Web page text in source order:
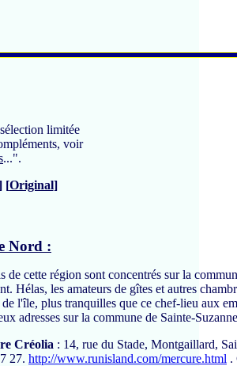
limitée
voir
...".
[Original]
Nord :
de cette région sont concentrés sur la
Hélas, les amateurs de gîtes et autres
l'île, plus tranquilles que ce chef-lieu aux
adresses sur la commune de Sainte-
Créolia : 14, rue du Stade, Montgaillard,
27. http://www.runisland.com/mercure.html .